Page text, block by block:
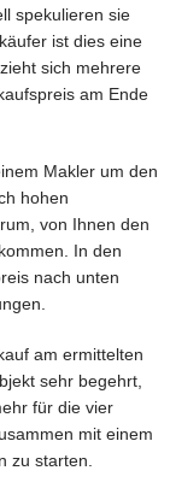
spekulieren sie
ist dies eine
sich mehrere
am Ende
Makler um den
hohen
von Ihnen den
In den
nach unten
am ermittelten
sehr begehrt,
für die vier
mit einem
zu starten.